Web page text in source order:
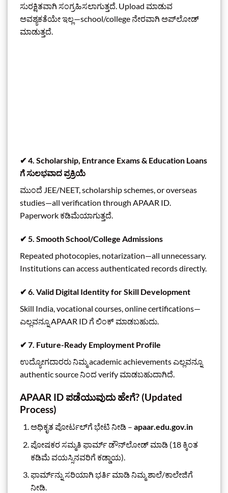
ಸುರಕ್ಷಿತವಾಗಿ ಸಂಗ್ರಹಿಸಲಾಗುತ್ತದೆ. Upload ಮಾಡುವ
ಅವಶ್ಯಕತೆಯೇ ಇಲ್ಲ—school/college ನೇರವಾಗಿ ಅಪ್‌ಲೋಡ್
ಮಾಡುತ್ತದೆ.
✔ 4. Scholarship, Entrance Exams & Education Loans
ಗೆ ಸುಲಭವಾದ ಪ್ರಕ್ರಿಯೆ
ಮುಂದೆ JEE/NEET, scholarship schemes, or overseas
studies—all verification through APAAR ID.
Paperwork ಕಡಿಮೆಯಾಗುತ್ತದೆ.
✔ 5. Smooth School/College Admissions
Repeated photocopies, notarization—all unnecessary.
Institutions can access authenticated records directly.
✔ 6. Valid Digital Identity for Skill Development
Skill India, vocational courses, online certifications—
ಎಲ್ಲವನ್ನೂ APAAR ID ಗೆ ಲಿಂಕ್ ಮಾಡಬಹುದು.
✔ 7. Future-Ready Employment Profile
ಉದ್ಯೋಗದಾರರು ನಿಮ್ಮ academic achievements ಎಲ್ಲವನ್ನೂ
authentic source ನಿಂದ verify ಮಾಡಬಹುದಾಗಿದೆ.
APAAR ID ಪಡೆಯುವುದು ಹೇಗೆ? (Updated
Process)
ಅಧಿಕೃತ ಪೋರ್ಟಲ್‌ಗೆ ಭೇಟಿ ನೀಡಿ – apaar.edu.gov.in
ಪೋಷಕರ ಸಮ್ಮತಿ ಫಾರ್ಮ್ ಡೌನ್‌ಲೋಡ್ ಮಾಡಿ (18 ಕ್ಕಿಂತ
ಕಡಿಮೆ ವಯಸ್ಸಿನವರಿಗೆ ಕಡ್ಡಾಯ).
ಫಾರ್ಮ್‌ನ್ನು ಸರಿಯಾಗಿ ಭರ್ತಿ ಮಾಡಿ ನಿಮ್ಮ ಶಾಲೆ/ಕಾಲೇಜಿಗೆ
ನೀಡಿ.